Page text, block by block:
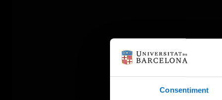
Consentiment